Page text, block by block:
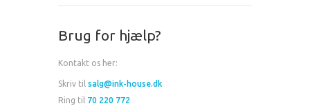
Brug for hjælp?
Kontakt os her:
Skriv til salg@ink-house.dk
Ring til 70 220 772